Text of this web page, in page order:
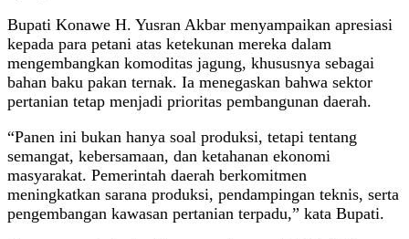
Bupati Konawe H. Yusran Akbar menyampaikan apresiasi
kepada para petani atas ketekunan mereka dalam
mengembangkan komoditas jagung, khususnya sebagai
bahan baku pakan ternak. Ia menegaskan bahwa sektor
pertanian tetap menjadi prioritas pembangunan daerah.
“Panen ini bukan hanya soal produksi, tetapi tentang
semangat, kebersamaan, dan ketahanan ekonomi
masyarakat. Pemerintah daerah berkomitmen
meningkatkan sarana produksi, pendampingan teknis, serta
pengembangan kawasan pertanian terpadu,” kata Bupati.